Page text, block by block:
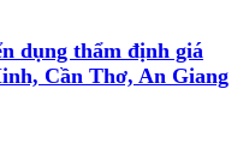
dụng thẩm định giá
Cần Thơ, An Giang